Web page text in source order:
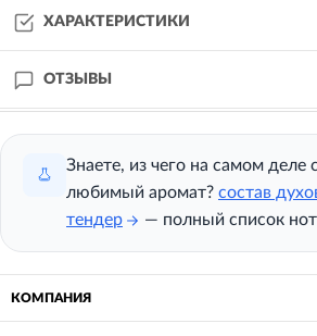
ХАРАКТЕРИСТИКИ
ОТЗЫВЫ
Знаете, из чего на самом деле
любимый аромат? состав
тендер
— полный список
КОМПАНИЯ